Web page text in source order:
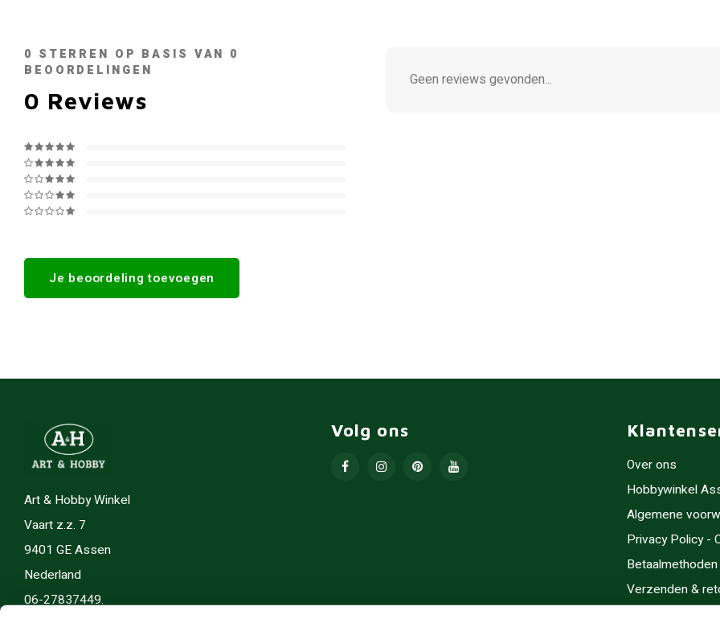
0 STERREN OP BASIS VAN 0
BEOORDELINGEN
0 Reviews
Je beoordeling toevoegen
Geen reviews gevonden...
Art & Hobby Winkel
Vaart z.z. 7
9401 GE Assen
Nederland
06-27837449.
Volg ons
Over ons
Hobbywinkel
Algemene
Privacy Policy -
Betaalmethoden
Verzenden &